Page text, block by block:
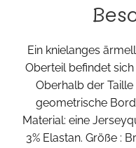
Ein knielanges
Oberteil befindet
Oberhalb der
geometrische
Material: eine
3% Elastan. Größe :